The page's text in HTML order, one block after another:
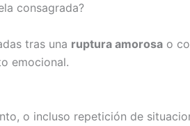
consagrada?
tras una ruptura amorosa o
emocional.
o incluso repetición de